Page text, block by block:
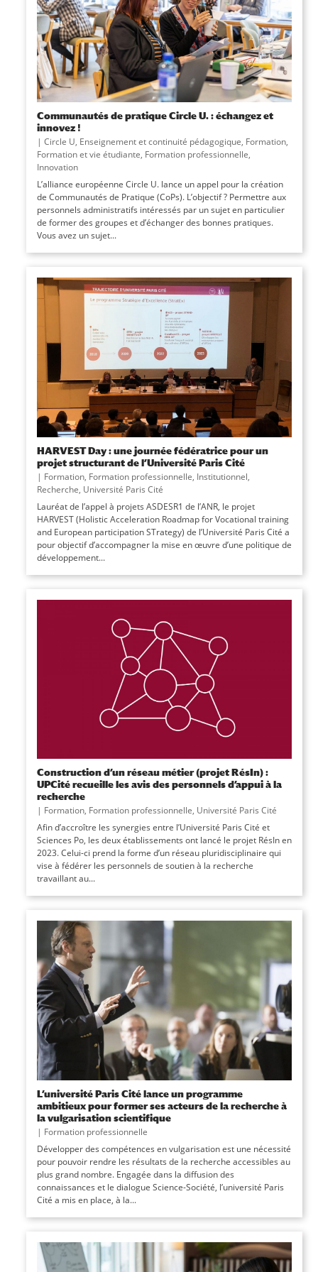
Communautés de pratique Circle U. : échangez et
innovez !
| Circle U, Enseignement et continuité pédagogique, Formation,
Formation et vie étudiante, Formation professionnelle,
Innovation
L’alliance européenne Circle U. lance un appel pour la création
de Communautés de Pratique (CoPs). L’objectif ? Permettre aux
personnels administratifs intéressés par un sujet en particulier
de former des groupes et d’échanger des bonnes pratiques.
Vous avez un sujet...
HARVEST Day : une journée fédératrice pour un
projet structurant de l’Université Paris Cité
| Formation, Formation professionnelle, Institutionnel,
Recherche, Université Paris Cité
Lauréat de l’appel à projets ASDESR1 de l’ANR, le projet
HARVEST (Holistic Acceleration Roadmap for Vocational training
and European participation STrategy) de l’Université Paris Cité a
pour objectif d’accompagner la mise en œuvre d’une politique de
développement...
Construction d’un réseau métier (projet RésIn) :
UPCité recueille les avis des personnels d’appui à la
recherche
| Formation, Formation professionnelle, Université Paris Cité
Afin d’accroître les synergies entre l’Université Paris Cité et
Sciences Po, les deux établissements ont lancé le projet RésIn en
2023. Celui-ci prend la forme d’un réseau pluridisciplinaire qui
vise à fédérer les personnels de soutien à la recherche
travaillant au...
L’université Paris Cité lance un programme
ambitieux pour former ses acteurs de la recherche à
la vulgarisation scientifique
| Formation professionnelle
Développer des compétences en vulgarisation est une nécessité
pour pouvoir rendre les résultats de la recherche accessibles au
plus grand nombre. Engagée dans la diffusion des
connaissances et le dialogue Science-Société, l’université Paris
Cité a mis en place, à la...